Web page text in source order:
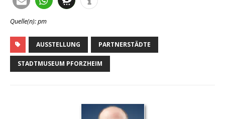
Quelle(n): pm
AUSSTELLUNG PARTNERSTÄDTE
STADTMUSEUM PFORZHEIM